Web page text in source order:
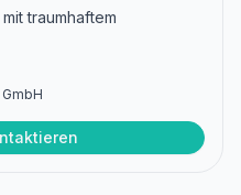
traumhaftem